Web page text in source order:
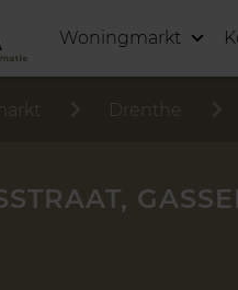
Woningmarkt
Drenthe